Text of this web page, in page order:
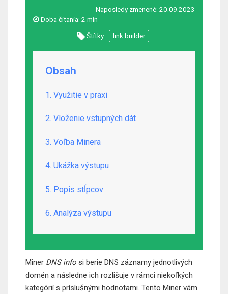
Naposledy zmenené: 20.09.2023
Doba čítania: 2 min
Štítky: link builder
Obsah
1. Využitie v praxi
2. Vloženie vstupných dát
3. Voľba Minera
4. Ukážka výstupu
5. Popis stĺpcov
6. Analýza výstupu
Miner DNS info si berie DNS záznamy jednotlivých
domén a následne ich rozlišuje v rámci niekoľkých
kategórií s príslušnými hodnotami. Tento Miner vám